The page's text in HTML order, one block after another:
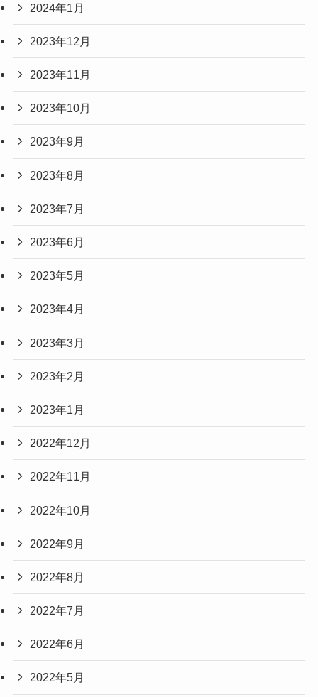
2024年1月
2023年12月
2023年11月
2023年10月
2023年9月
2023年8月
2023年7月
2023年6月
2023年5月
2023年4月
2023年3月
2023年2月
2023年1月
2022年12月
2022年11月
2022年10月
2022年9月
2022年8月
2022年7月
2022年6月
2022年5月